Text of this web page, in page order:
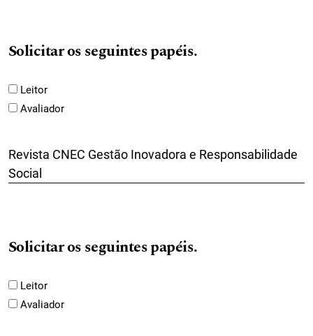
Solicitar os seguintes papéis.
Leitor
Avaliador
Revista CNEC Gestão Inovadora e Responsabilidade
Social
Solicitar os seguintes papéis.
Leitor
Avaliador